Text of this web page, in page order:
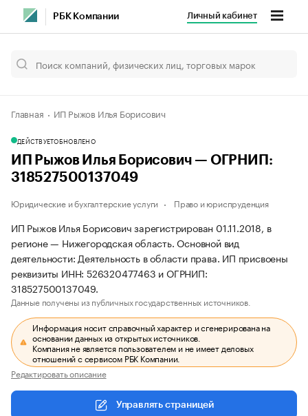
РБК Компании Личный кабинет
Главная ИП Рыжов Илья Борисович
ДЕЙСТВУЕТОБНОВЛЕНО
ИП Рыжов Илья Борисович — ОГРНИП:
318527500137049
Юридические и бухгалтерские услуги Право и юриспруденция
ИП Рыжов Илья Борисович зарегистрирован 01.11.2018, в
регионе — Нижегородская область. Основной вид
деятельности: Деятельность в области права. ИП присвоены
реквизиты ИНН: 526320477463 и ОГРНИП:
318527500137049.
Данные получены из публичных государственных источников.
Информация носит справочный характер и сгенерирована на
основании данных из открытых источников.
Компания не является пользователем и не имеет деловых
отношений с сервисом РБК Компании.
Редактировать описание
Управлять страницей